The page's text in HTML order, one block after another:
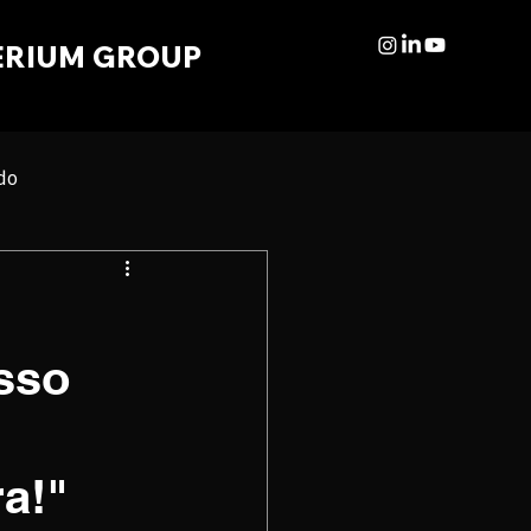
GROUP